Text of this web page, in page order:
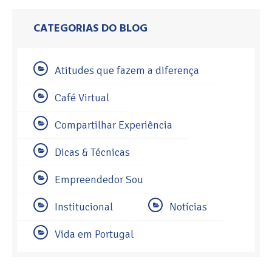
CATEGORIAS DO BLOG
Atitudes que fazem a diferença
Café Virtual
Compartilhar Experiência
Dicas & Técnicas
Empreendedor Sou
Institucional Notícias
Vida em Portugal